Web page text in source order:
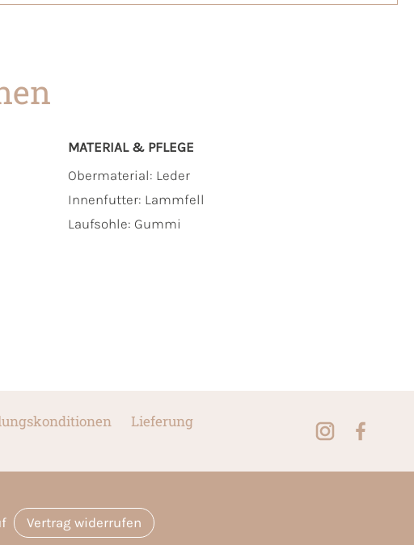
MATERIAL & PFLEGE
Obermaterial: Leder
Innenfutter: Lammfell
Laufsohle: Gummi
Lieferung
Vertrag widerrufen